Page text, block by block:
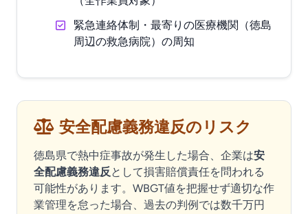
緊急連絡体制・最寄りの医療機関（徳島
周辺の救急病院）の周知
安全配慮義務違反のリスク
徳島県で熱中症事故が発生した場合、企業は安
全配慮義務違反として損害賠償責任を問われる
可能性があります。WBGT値を把握せず適切な作
業管理を怠った場合、過去の判例では数千万円